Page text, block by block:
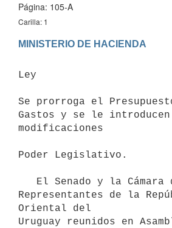
Página: 105-A
Carilla: 1
Ley
Se prorroga el
Gastos y se le introducen
modificaciones
Poder Legislativo.
Representantes de la
Oriental del
Uruguay reunidos en